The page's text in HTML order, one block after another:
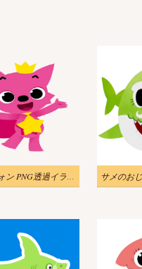
ピンクフォン PNG透過イラスト